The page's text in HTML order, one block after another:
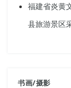
福建省炎黄
县旅游景区
书画/摄影